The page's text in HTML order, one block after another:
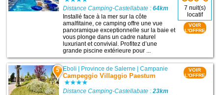
Distance Camping-Castellabate :64km
Installé face à la mer sur la côte
amalfitaine, ce camping offre une vue
panoramique exceptionnelle sur la baie et
vous plonge dans un cadre naturel
luxuriant et convivial. Profitez d’une
grande piscine extérieure pour ...
7 nuit(s)
locatif
VOIR
L'OFFRE
5 Eboli | Province de Salerne |Campanie
Campeggio Villaggio Paestum
Distance Camping-Castellabate :23km
VOIR
L'OFFRE